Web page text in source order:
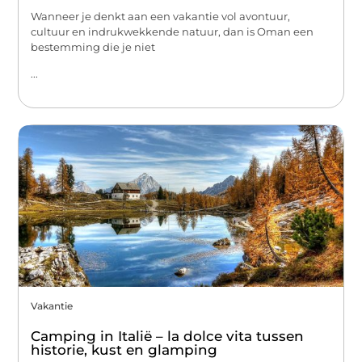
Wanneer je denkt aan een vakantie vol avontuur,
cultuur en indrukwekkende natuur, dan is Oman een
bestemming die je niet
...
Vakantie
Camping in Italië – la dolce vita tussen
historie, kust en glamping